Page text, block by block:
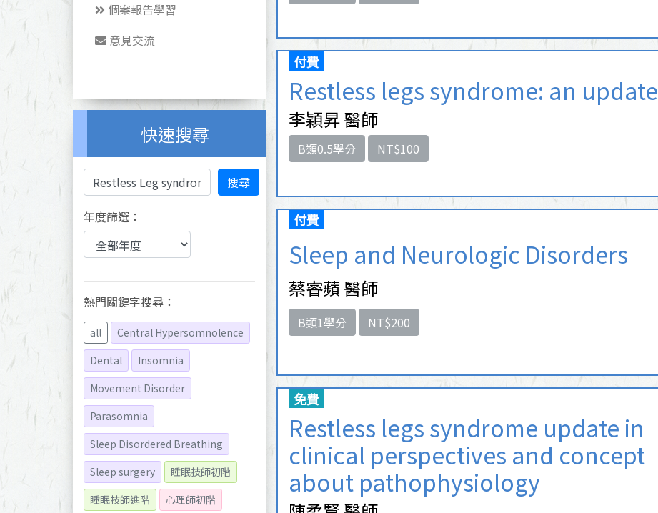
個案報告學習
意見交流
快速搜尋
搜尋
年度篩選：
熱門關鍵字搜尋：
all
Central Hypersomnolence
Dental
Insomnia
Movement Disorder
Parasomnia
Sleep Disordered Breathing
Sleep surgery
睡眠技師初階
睡眠技師進階
心理師初階
付費
Restless legs syndrome: an update
李穎昇 醫師
B類0.5學分 NT$100
付費
Sleep and Neurologic Disorders
蔡睿蘋 醫師
B類1學分 NT$200
免費
Restless legs syndrome update in
clinical perspectives and concept
about pathophysiology